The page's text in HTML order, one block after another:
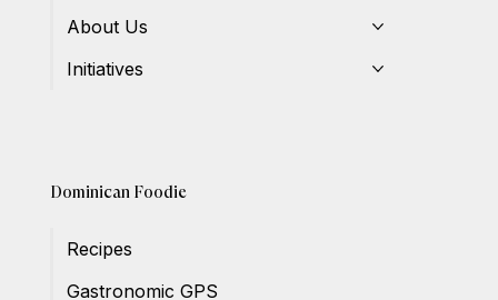
About Us
Initiatives
Dominican Foodie
Recipes
Gastronomic GPS